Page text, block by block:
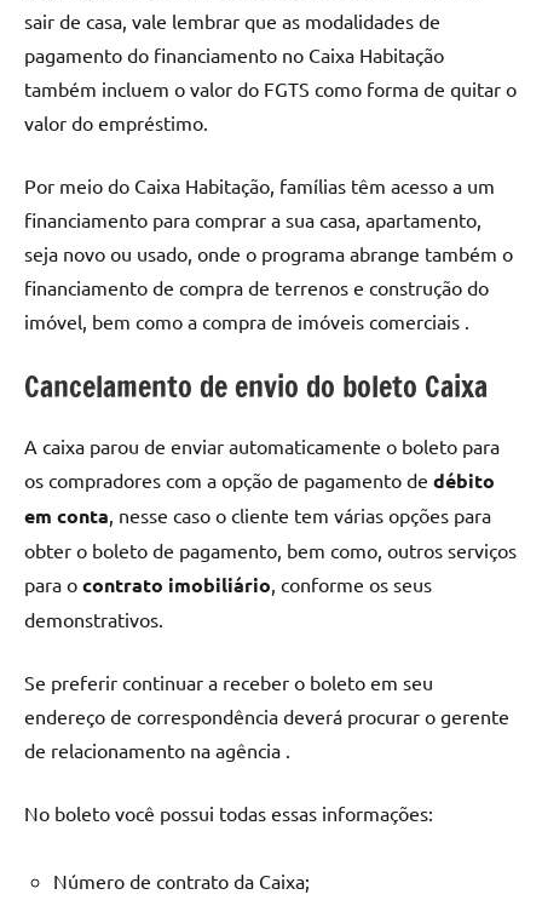
sair de casa, vale lembrar que as modalidades de
pagamento do financiamento no Caixa Habitação
também incluem o valor do FGTS como forma de quitar o
valor do empréstimo.
Por meio do Caixa Habitação, famílias têm acesso a um
financiamento para comprar a sua casa, apartamento,
seja novo ou usado, onde o programa abrange também o
financiamento de compra de terrenos e construção do
imóvel, bem como a compra de imóveis comerciais .
Cancelamento de envio do boleto Caixa
A caixa parou de enviar automaticamente o boleto para
os compradores com a opção de pagamento de débito
em conta , nesse caso o cliente tem várias opções para
obter o boleto de pagamento, bem como, outros serviços
para o contrato imobiliário , conforme os seus
demonstrativos.
Se preferir continuar a receber o boleto em seu
endereço de correspondência deverá procurar o gerente
de relacionamento na agência .
No boleto você possui todas essas informações:
Número de contrato da Caixa;